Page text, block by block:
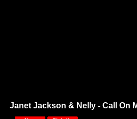
Janet Jackson & Nelly - Call On